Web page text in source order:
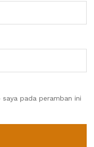
pada peramban ini